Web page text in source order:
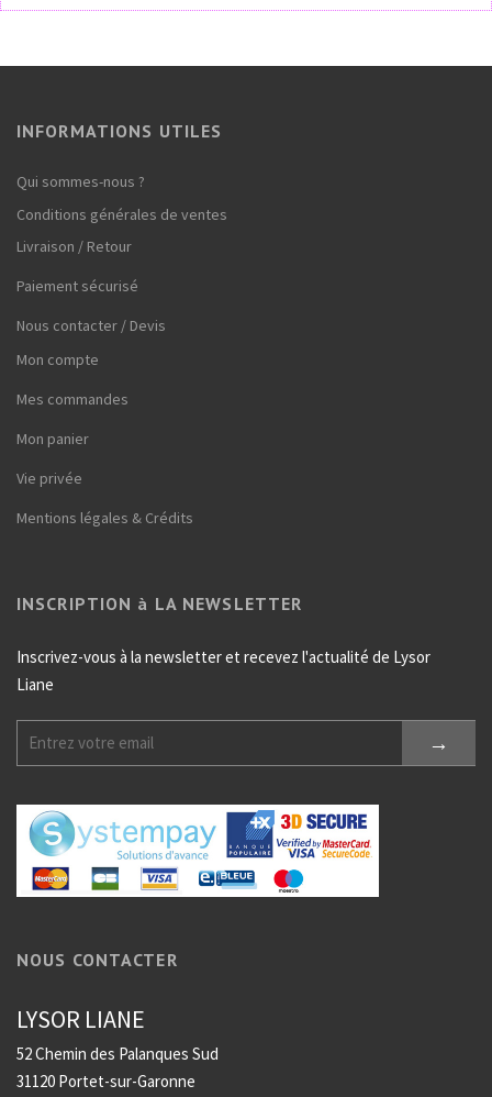
INFORMATIONS UTILES
Qui sommes-nous ?
Conditions générales de ventes
Livraison / Retour
Paiement sécurisé
Nous contacter / Devis
Mon compte
Mes commandes
Mon panier
Vie privée
Mentions légales & Crédits
INSCRIPTION à LA NEWSLETTER
Inscrivez-vous à la newsletter et recevez l'actualité de Lysor
Liane
NOUS CONTACTER
LYSOR LIANE
52 Chemin des Palanques Sud
31120 Portet-sur-Garonne